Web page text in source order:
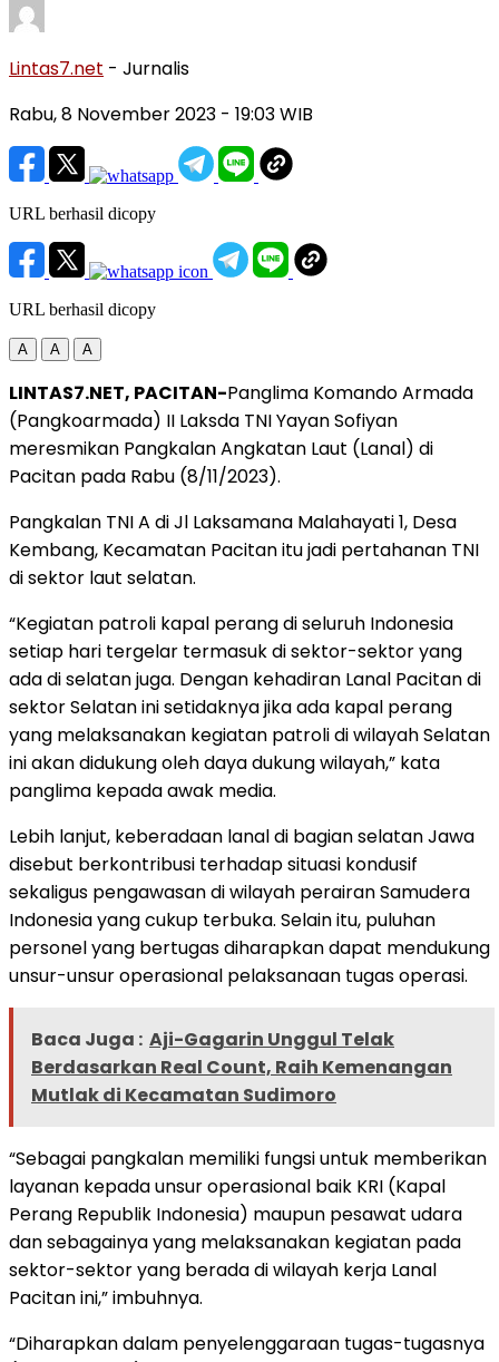
Lintas7.net - Jurnalis
Rabu, 8 November 2023 - 19:03 WIB
URL berhasil dicopy
URL berhasil dicopy
A A A
LINTAS7.NET, PACITAN-Panglima Komando Armada
(Pangkoarmada) II Laksda TNI Yayan Sofiyan
meresmikan Pangkalan Angkatan Laut (Lanal) di
Pacitan pada Rabu (8/11/2023).
Pangkalan TNI A di Jl Laksamana Malahayati 1, Desa
Kembang, Kecamatan Pacitan itu jadi pertahanan TNI
di sektor laut selatan.
“Kegiatan patroli kapal perang di seluruh Indonesia
setiap hari tergelar termasuk di sektor-sektor yang
ada di selatan juga. Dengan kehadiran Lanal Pacitan di
sektor Selatan ini setidaknya jika ada kapal perang
yang melaksanakan kegiatan patroli di wilayah Selatan
ini akan didukung oleh daya dukung wilayah,” kata
panglima kepada awak media.
Lebih lanjut, keberadaan lanal di bagian selatan Jawa
disebut berkontribusi terhadap situasi kondusif
sekaligus pengawasan di wilayah perairan Samudera
Indonesia yang cukup terbuka. Selain itu, puluhan
personel yang bertugas diharapkan dapat mendukung
unsur-unsur operasional pelaksanaan tugas operasi.
Baca Juga : Aji-Gagarin Unggul Telak
Berdasarkan Real Count, Raih Kemenangan
Mutlak di Kecamatan Sudimoro
“Sebagai pangkalan memiliki fungsi untuk memberikan
layanan kepada unsur operasional baik KRI (Kapal
Perang Republik Indonesia) maupun pesawat udara
dan sebagainya yang melaksanakan kegiatan pada
sektor-sektor yang berada di wilayah kerja Lanal
Pacitan ini,” imbuhnya.
“Diharapkan dalam penyelenggaraan tugas-tugasnya